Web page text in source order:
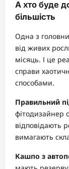
А хто буде
більшість
Одна з
від живих
місяць. І це
справи
способами.
Правильний
фітодизайнер
відповідають
вимагають
Кашпо з